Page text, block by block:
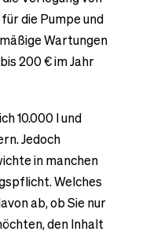
die Pumpe und
Wartungen
200 € im Jahr
10.000 l und
Jedoch
in manchen
Welches
ab, ob Sie nur
den Inhalt